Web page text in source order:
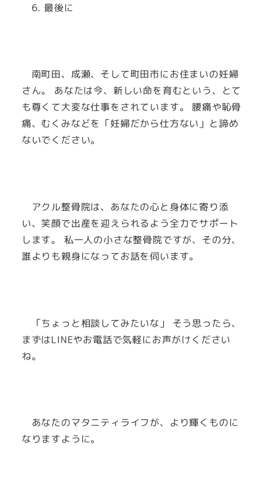
6. 最後に
南町田、成瀬、そして町田市にお住まいの妊婦
さん。 あなたは今、新しい命を育むという、とて
も尊くて大変な仕事をされています。 腰痛や恥骨
痛、むくみなどを「妊婦だから仕方ない」と諦め
ないでください。
アクル整骨院は、あなたの心と身体に寄り添
い、笑顔で出産を迎えられるよう全力でサポート
します。 私一人の小さな整骨院ですが、その分、
誰よりも親身になってお話を伺います。
「ちょっと相談してみたいな」 そう思ったら、
まずはLINEやお電話で気軽にお声がけください
ね。
あなたのマタニティライフが、より輝くものに
なりますように。